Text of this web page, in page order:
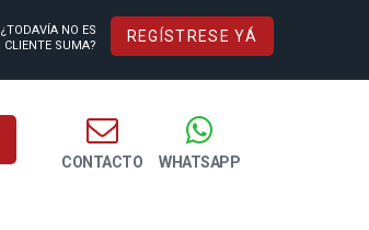
¿TODAVÍA NO ES
CLIENTE SUMA?
REGÍSTRESE YÁ
WHATSAPP
CONTACTO